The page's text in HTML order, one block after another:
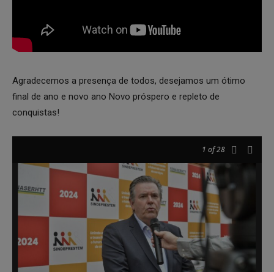
Agradecemos a presença de todos, desejamos um ótimo
final de ano e novo ano Novo próspero e repleto de
conquistas!
1 of 28